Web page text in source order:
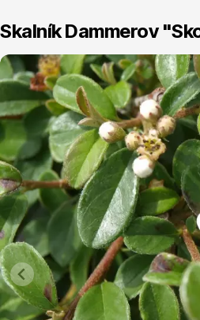
Jehličnany
Vřesovištní rostliny
Skalník Dammerov